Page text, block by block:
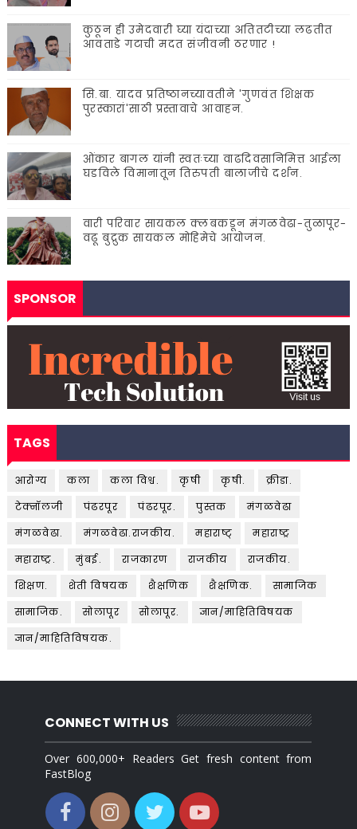
कुठून ही उमेदवारी घ्या यंदाच्या अतितटीच्या लढतीत
आवताडे गटाची मदत संजीवनी ठरणार !
सि.बा. यादव प्रतिष्ठानच्यावतीने 'गुणवंत शिक्षक
पुरस्कारां'साठी प्रस्तावाचे आवाहन.
ओंकार बागल यांनी स्वतःच्या वाढदिवसानिमित्त आईला
घडविले विमानातून तिरुपती बालाजीचे दर्शन.
वारी परिवार सायकल क्लबकडून मंगळवेढा-तुळापूर-
वढू बुद्रुक सायकल मोहिमेचे आयोजन.
SPONSOR
TAGS
आरोग्य कला कला विश्व. कृषी कृषी.
क्रीडा.
टेक्नॉलजी
पंढरपूर पंढरपूर. पुस्तक
मंगळवेढा
मंगळवेढा.
मंगळवेढा.राजकीय. महाराष्ट्
महाराष्ट्र
महाराष्ट्र.
मुंबई. राजकारण राजकीय
राजकीय.
शिक्षण.
शेती विषयक शैक्षणिक शैक्षणिक.
सामाजिक
सामाजिक.
सोलापूर सोलापूर.
ज्ञान/माहितिविषयक
ज्ञान/माहितिविषयक.
CONNECT WITH US
Over 600,000+ Readers Get fresh content from
FastBlog